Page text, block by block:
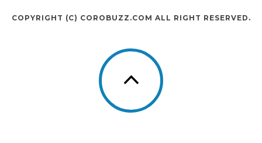
COPYRIGHT (C) COROBUZZ.COM ALL RIGHT RESERVED.